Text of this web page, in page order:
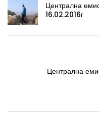
Централна
16.02.2016г
Централна